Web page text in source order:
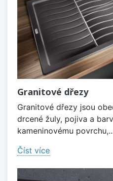
Granitové dřezy
Granitové dřezy jsou
drcené žuly, pojiva a
kameninovému
Číst více